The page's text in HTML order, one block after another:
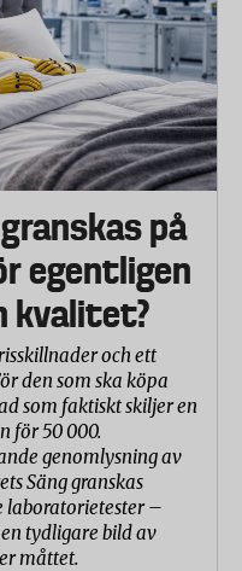
på
egentligen
kvalitet?
och ett
den som ska köpa
som faktiskt skiljer en
för 50 000.
genomlysning av
Säng granskas
laboratorietester –
tydligare bild av
måttet.